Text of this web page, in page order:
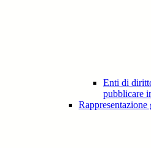
Enti di
pubblicare
Rappresentazione